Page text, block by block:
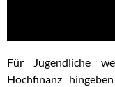
Für Jugendliche
Hochfinanz